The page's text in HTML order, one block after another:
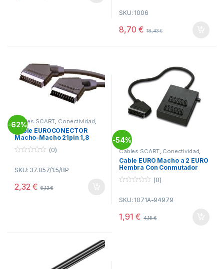
u
f
SKU: 1006
8,70€ 18,43€
-62%
Cables SCART Conectividad
Video
Cable EUROCONECTOR
Macho-Macho 21pin 1,8
u
f
(0)
SKU: 37.057/1.5/BP
2,32€ 6,13€
-54%
Cables SCART, Conectividad,
Video
Cable EURO Macho a 2 EURO
Hembra Con Conmutador
u
(0)
SKU: 1071A-94979
1,91€ 4,15€